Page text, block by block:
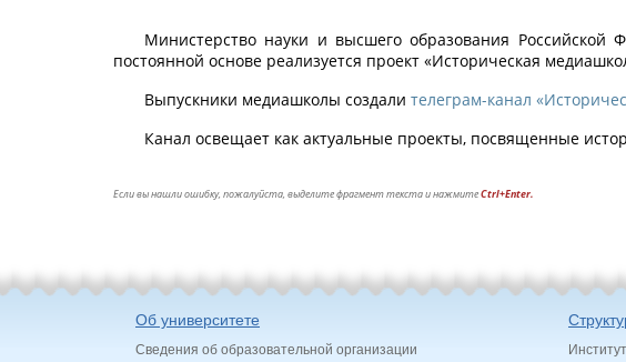
Министерство науки и высшего образования Российской
постоянной основе реализуется проект «Историческая
Выпускники медиашколы создали телеграм-канал
Канал освещает как актуальные проекты, посвященные
Если вы нашли ошибку, пожалуйста, выделите фрагмент текста и нажмитеCtrl+Enter.
Об университете
Сведения об образовательной организации